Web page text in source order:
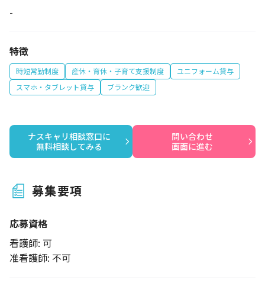
-
特徴
時短常勤制度 産休・育休・子育て支援制度
ユニフォーム貸与
スマホ・タブレット貸与
ブランク歓迎
ナスキャリ相談窓口に
無料相談してみる
問い合わせ
画面に進む
募集要項
応募資格
看護師: 可
准看護師: 不可